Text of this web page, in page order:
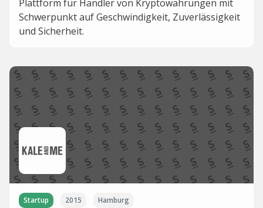
Plattform für Händler von Kryptowährungen mit
Schwerpunkt auf Geschwindigkeit, Zuverlässigkeit
und Sicherheit.
Startup 2015 Hamburg